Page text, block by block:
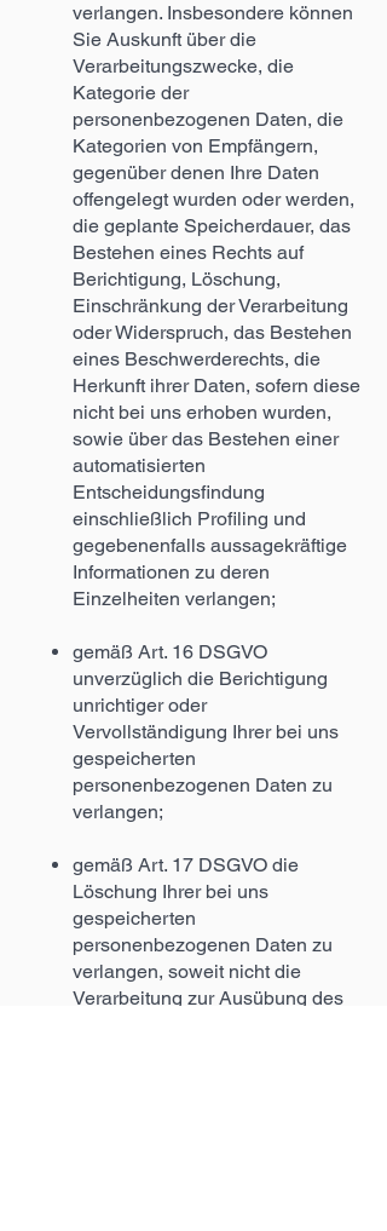
verlangen. Insbesondere können
Sie Auskunft über die
Verarbeitungszwecke, die
Kategorie der
personenbezogenen Daten, die
Kategorien von Empfängern,
gegenüber denen Ihre Daten
offengelegt wurden oder werden,
die geplante Speicherdauer, das
Bestehen eines Rechts auf
Berichtigung, Löschung,
Einschränkung der Verarbeitung
oder Widerspruch, das Bestehen
eines Beschwerderechts, die
Herkunft ihrer Daten, sofern diese
nicht bei uns erhoben wurden,
sowie über das Bestehen einer
automatisierten
Entscheidungsfindung
einschließlich Profiling und
gegebenenfalls aussagekräftige
Informationen zu deren
Einzelheiten verlangen;
gemäß Art. 16 DSGVO
unverzüglich die Berichtigung
unrichtiger oder
Vervollständigung Ihrer bei uns
gespeicherten
personenbezogenen Daten zu
verlangen;
gemäß Art. 17 DSGVO die
Löschung Ihrer bei uns
gespeicherten
personenbezogenen Daten zu
verlangen, soweit nicht die
Verarbeitung zur Ausübung des